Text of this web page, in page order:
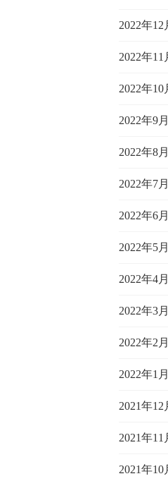
2022年12
2022年11
2022年10
2022年9月
2022年8月
2022年7月
2022年6月
2022年5月
2022年4月
2022年3月
2022年2月
2022年1月
2021年12
2021年11
2021年10